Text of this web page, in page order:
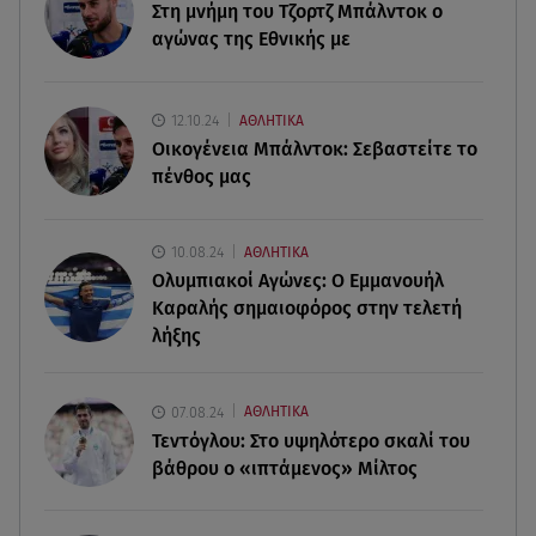
Κυψέλη: Tι βρέθηκε στο διαμέρισμα της
38χρονης Λίζα
Συντάξεις Σεπτεμβρίου: Πότε θα μπουν τα
χρήματα στους λογαριασμούς
Φωτιά στο Στεφάνι Κορίνθου: Μήνυμα από το 112
- Σηκώθηκαν εναέρια μέσα
07.08.26 , 18:34
Έξοδος Αυγούστου: Στο 100% η πληρότητα για
Στη μνήμη του Τζορτζ Μπάλντοκ ο
αγώνας της Εθνικής με
12.10.24 ΑΘΛΗΤΙΚΑ
Οικογένεια Μπάλντοκ: Σεβαστείτε το
πένθος μας
10.08.24 ΑΘΛΗΤΙΚΑ
Ολυμπιακοί Αγώνες: Ο Εμμανουήλ
Καραλής σημαιοφόρος στην τελετή
λήξης
07.08.24 ΑΘΛΗΤΙΚΑ
Τεντόγλου: Στο υψηλότερο σκαλί του
βάθρου ο «ιπτάμενος» Μίλτος